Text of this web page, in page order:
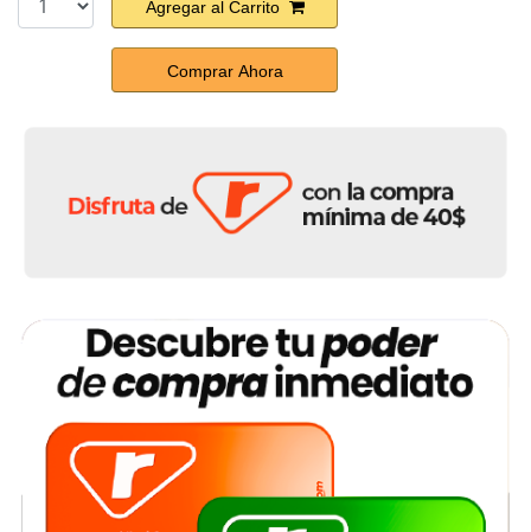
Agregar al Carrito
Comprar Ahora